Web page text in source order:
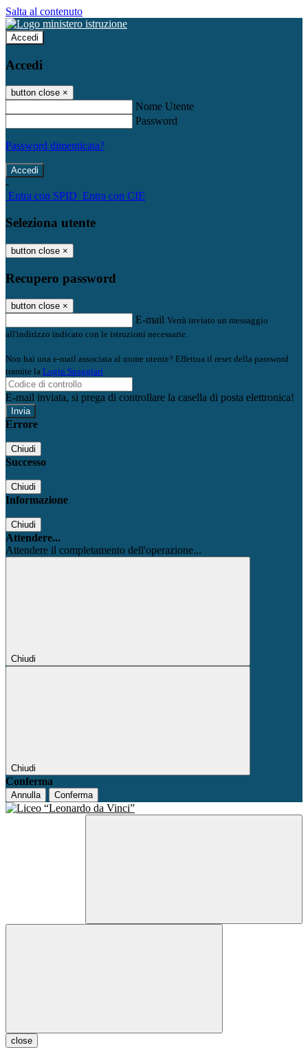
Salta al contenuto
Accedi
Accedi
button close ×
Nome Utente
Password
Password dimenticata?
-
Entra con SPID Entra con CIE
Seleziona utente
button close ×
Recupero password
button close ×
E-mail Verrà inviato un messaggio
all'indirizzo indicato con le istruzioni necessarie.
Non hai una e-mail associata al nome utente? Effettua il reset della password
tramite la Login Spaggiari
E-mail inviata, si prega di controllare la casella di posta elettronica!
Errore
Chiudi
Successo
Chiudi
Informazione
Chiudi
Attendere...
Attendere il completamento dell'operazione...
Chiudi
Chiudi
Conferma
Annulla Conferma
close